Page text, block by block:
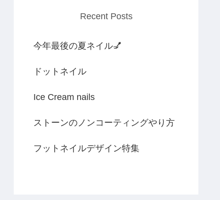
Recent Posts
今年最後の夏ネイル💅
ドットネイル
Ice Cream nails
ストーンのノンコーティングやり方
フットネイルデザイン特集